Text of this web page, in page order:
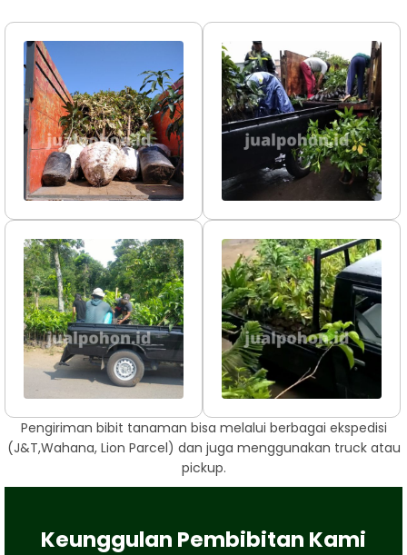
Pengiriman bibit tanaman bisa melalui berbagai ekspedisi
(J&T,Wahana, Lion Parcel) dan juga menggunakan truck atau
pickup.
Keunggulan Pembibitan Kami